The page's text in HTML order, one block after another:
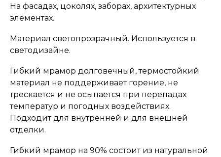
На фасадах, цоколях, заборах, архитектурных
элементах.
Материал светопрозрачный. Используется в
светодизайне.
Гибкий мрамор долговечный, термостойкий
материал не поддерживает горение, не
трескается и не осыпается при перепадах
температур и погодных воздействиях.
Подходит для внутренней и для внешней
отделки.
Гибкий мрамор на 90% состоит из натуральной